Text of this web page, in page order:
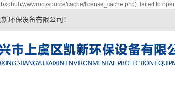
wwwroot/source/cache/license_cache.php): failed to
环保设备有限公司！